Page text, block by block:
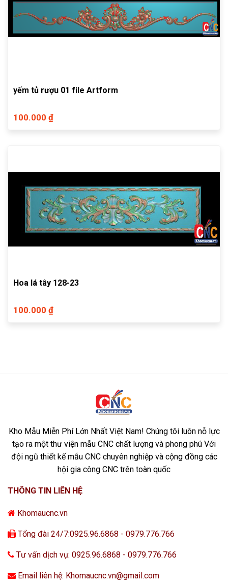
yếm tủ rượu 01 file Artform
100.000 ₫
Hoa lá tây 128-23
100.000 ₫
Kho Mẫu Miễn Phí Lớn Nhất Việt Nam! Chúng tôi luôn nỗ lực
tạo ra một thư viện mẫu CNC chất lượng và phong phú Với
đội ngũ thiết kế mẫu CNC chuyên nghiệp và cộng đồng các
hội gia công CNC trên toàn quốc
THÔNG TIN LIÊN HỆ
Khomaucnc.vn
Tổng đài 24/7:0925.96.6868 - 0979.776.766
Tư vấn dịch vụ: 0925.96.6868 - 0979.776.766
Email liên hệ: Khomaucnc.vn@gmail.com